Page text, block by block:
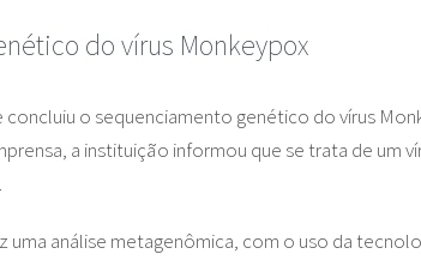
do vírus Monkeypox
o sequenciamento genético do vírus
a instituição informou que se trata de um
uma análise metagenômica, com o uso da